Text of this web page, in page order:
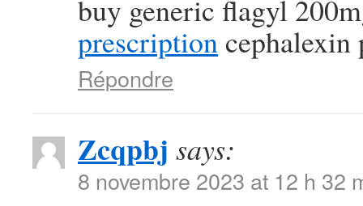
buy generic flagyl
prescription cephalexin
Répondre
Zcqpbj says:
8 novembre 2023 at 12 h 32